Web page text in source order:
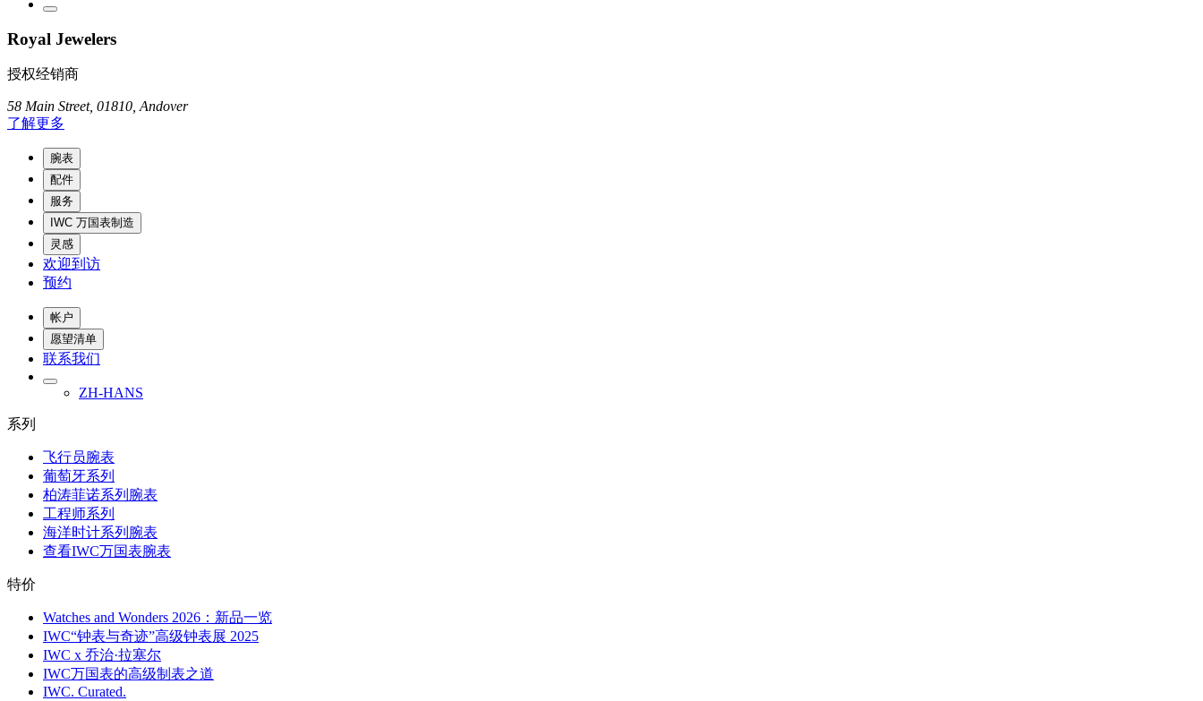
Royal Jewelers
授权经销商
58 Main Street, 01810, Andover
了解更多
腕表
配件
服务
IWC 万国表制造
灵感
欢迎到访
预约
帐户
愿望清单
联系我们
ZH-HANS
系列
飞行员腕表
葡萄牙系列
柏涛菲诺系列腕表
工程师系列
海洋时计系列腕表
查看IWC万国表腕表
特价
Watches and Wonders 2026：新品一览
IWC“钟表与奇迹”高级钟表展 2025
IWC x 乔治·拉塞尔
IWC万国表的高级制表之道
IWC. Curated.